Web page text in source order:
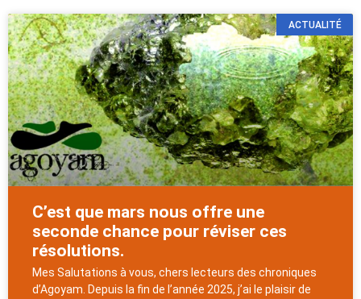
ACTUALITÉ
C’est que mars nous offre une
seconde chance pour réviser ces
résolutions.
Mes Salutations à vous, chers lecteurs des chroniques
d’Agoyam. Depuis la fin de l’année 2025, j’ai le plaisir de